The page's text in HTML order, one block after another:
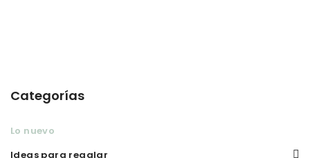
Categorías
Lo nuevo
Ideas para regalar